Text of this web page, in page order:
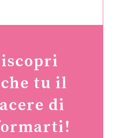
tu il
di